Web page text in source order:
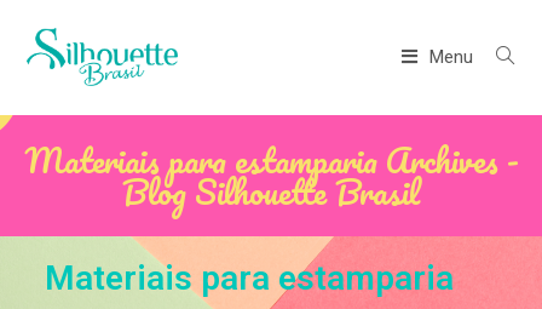
Menu
Materiais para estamparia Archives -
Blog Silhouette Brasil
Materiais para estamparia